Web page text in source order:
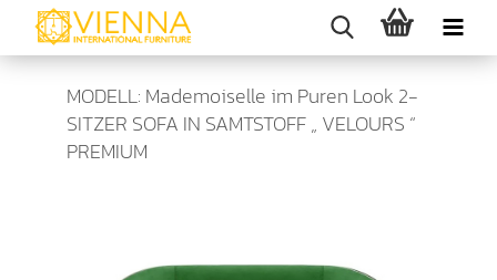
MODELL: Mademoiselle im Puren Look 2-
SITZER SOFA IN SAMTSTOFF „ VELOURS “
PREMIUM